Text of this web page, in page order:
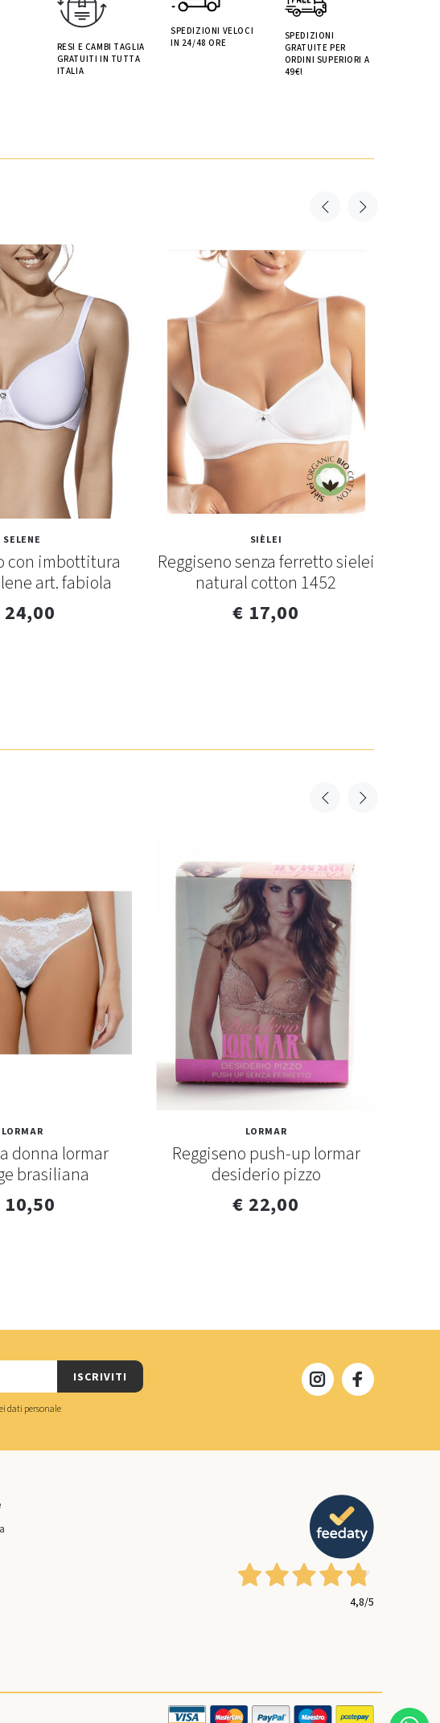
RESI E CAMBI TAGLIA
GRATUITI IN TUTTA
ITALIA
SPEDIZIONI VELOCI
IN 24/48 ORE
SPEDIZIONI
GRATUITE PER
ORDINI SUPERIORI A
49€!
SELENE
con imbottitura
art. fabiola
24,00
SIÈLEI
Reggiseno senza ferretto sielei
natural cotton 1452
€ 17,00
LORMAR
donna lormar
brasiliana
10,50
LORMAR
Reggiseno push-up lormar
desiderio pizzo
€ 22,00
ISCRIVITI
dati personale
4,8/5